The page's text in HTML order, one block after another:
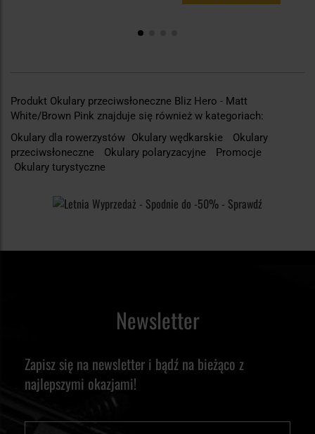
Produkt Okulary przeciwsłoneczne Bliz Hero - Matt
White/Brown Pink znajduje się również w kategoriach:
Okulary dla rowerzystów Okulary wędkarskie
Okulary
przeciwsłoneczne
Okulary polaryzacyjne
Promocje
Okulary turystyczne
Newsletter
Zapisz się na newsletter i bądź na bieżąco z
najlepszymi okazjami!